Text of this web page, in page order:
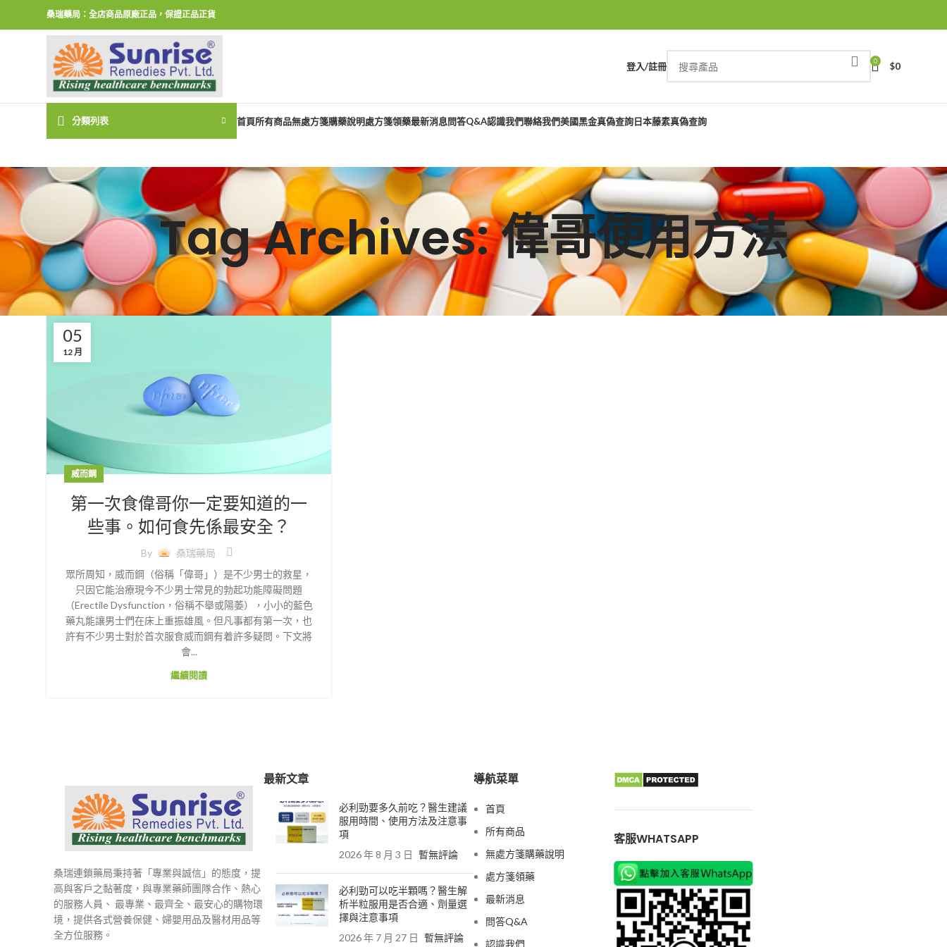
桑瑞藥局：全店商品原廠正品，保證正品正貨
登入/註冊 0 $0
分類列表 首頁所有商品無處方箋購藥說明處方箋領藥最新消息問答Q&A認識我們聯絡我們美國黑金真偽查詢日本藤素真偽查詢
Tag Archives: 偉哥使用方法
05
12 月
威而鋼
第一次食偉哥你一定要知道的一
些事。如何食先係最安全？
By
桑瑞藥局
眾所周知，威而鋼（俗稱「偉哥」）是不少男士的救星，
只因它能治療現今不少男士常見的勃起功能障礙問題
（Erectile Dysfunction，俗稱不舉或陽萎），小小的藍色
藥丸能讓男士們在床上重振雄風。但凡事都有第一次，也
許有不少男士對於首次服食威而鋼有着許多疑問。下文將
會...
繼續閱讀
桑瑞連鎖藥局秉持著「專業與誠信」的態度，提
高與客戶之黏著度，與專業藥師團隊合作、熱心
的服務人員、 最專業、最齊全、最安心的購物環
境，提供各式營養保健、婦嬰用品及醫材用品等
全方位服務。
最新文章
必利勁要多久前吃？醫生建議
服用時間、使用方法及注意事
項
2026 年 8 月 3 日 暫無評論
必利勁可以吃半顆嗎？醫生解
析半粒服用是否合適、劑量選
擇與注意事項
2026 年 7 月 27 日 暫無評論
導航菜單
首頁
所有商品
無處方箋購藥說明
處方箋領藥
最新消息
問答Q&A
認識我們
客服WHATSAPP